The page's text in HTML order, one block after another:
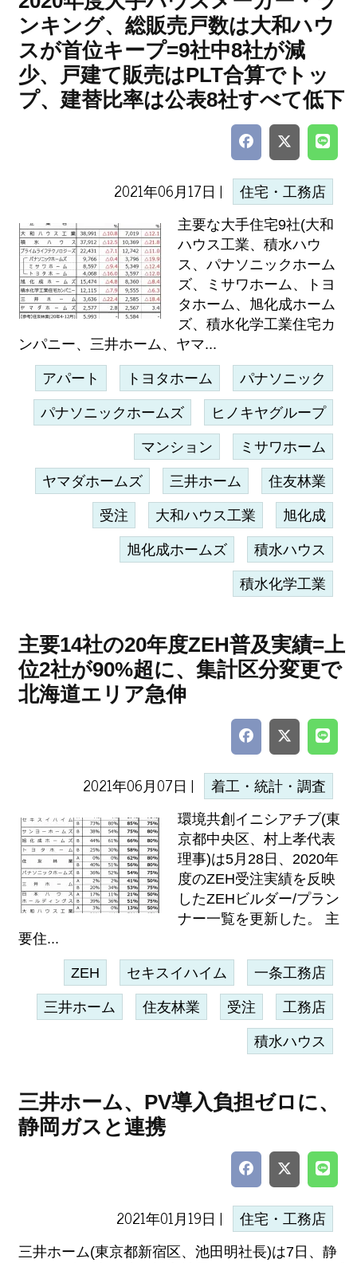
ンキング、総販売戸数は大和ハウ
スが首位キープ=9社中8社が減
少、戸建て販売はPLT合算でトッ
プ、建替比率は公表8社すべて低下
2021年06月17日 | 住宅・工務店
主要な大手住宅9社(大和
ハウス工業、積水ハウ
ス、パナソニックホーム
ズ、ミサワホーム、トヨ
タホーム、旭化成ホーム
ズ、積水化学工業住宅カ
ンパニー、三井ホーム、ヤマ...
アパート トヨタホーム パナソニック
パナソニックホームズ ヒノキヤグループ
マンション ミサワホーム
ヤマダホームズ 三井ホーム 住友林業
受注 大和ハウス工業 旭化成
旭化成ホームズ 積水ハウス
積水化学工業
主要14社の20年度ZEH普及実績=上
位2社が90%超に、集計区分変更で
北海道エリア急伸
2021年06月07日 | 着工・統計・調査
環境共創イニシアチブ(東
京都中央区、村上孝代表
理事)は5月28日、2020年
度のZEH受注実績を反映
したZEHビルダー/プラン
ナー一覧を更新した。 主
要住...
ZEH セキスイハイム 一条工務店
三井ホーム 住友林業 受注 工務店
積水ハウス
三井ホーム、PV導入負担ゼロに、
静岡ガスと連携
2021年01月19日 | 住宅・工務店
三井ホーム(東京都新宿区、池田明社長)は7日、静